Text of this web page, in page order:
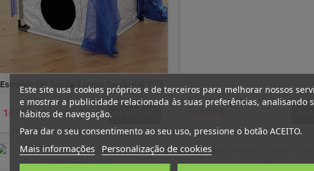
Esconderijo Tenda Escura Sensorial TTS
167,90 €
Este site usa cookies próprios e de terceiros para melhorar nossos
e mostrar a publicidade relacionada às suas preferências, analisando
hábitos de navegação.
Para dar o seu consentimento ao seu uso, pressione o botão ACEITO.
Mais informações Personalização de cookies